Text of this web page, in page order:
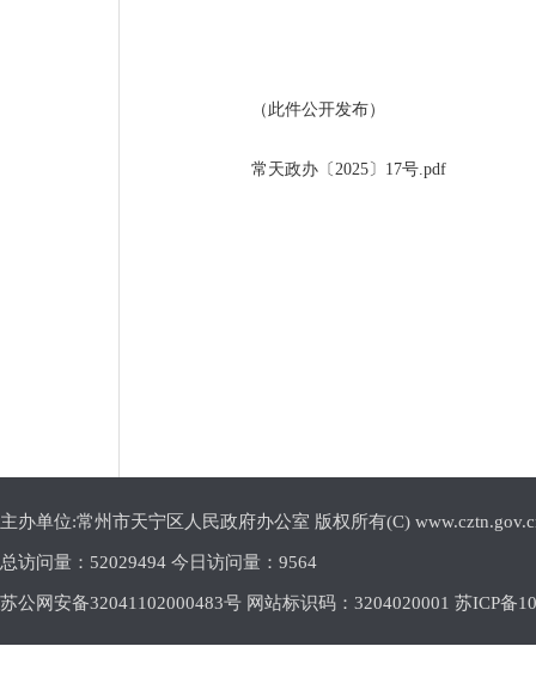
（此件公开发布）
常天政办〔2025〕17号.pdf
主办单位:常州市天宁区人民政府办公室 版权所有(C)
总访问量： 52029494 今日访问量： 9564
苏公网安备32041102000483号 网站标识码：3204020001 苏ICP备